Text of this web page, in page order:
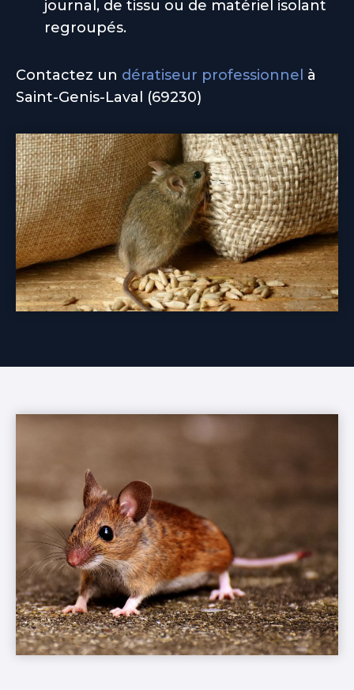
journal, de tissu ou de matériel isolant
regroupés.
Contactez un dératiseur professionnel à
Saint-Genis-Laval (69230)